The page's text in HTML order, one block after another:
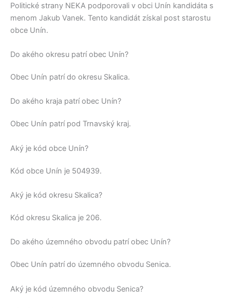
Politické strany NEKA podporovali v obci Unín kandidáta s
menom Jakub Vanek. Tento kandidát získal post starostu
obce Unín.
Do akého okresu patrí obec Unín?
Obec Unín patrí do okresu Skalica.
Do akého kraja patrí obec Unín?
Obec Unín patrí pod Trnavský kraj.
Aký je kód obce Unín?
Kód obce Unín je 504939.
Aký je kód okresu Skalica?
Kód okresu Skalica je 206.
Do akého územného obvodu patrí obec Unín?
Obec Unín patrí do územného obvodu Senica.
Aký je kód územného obvodu Senica?